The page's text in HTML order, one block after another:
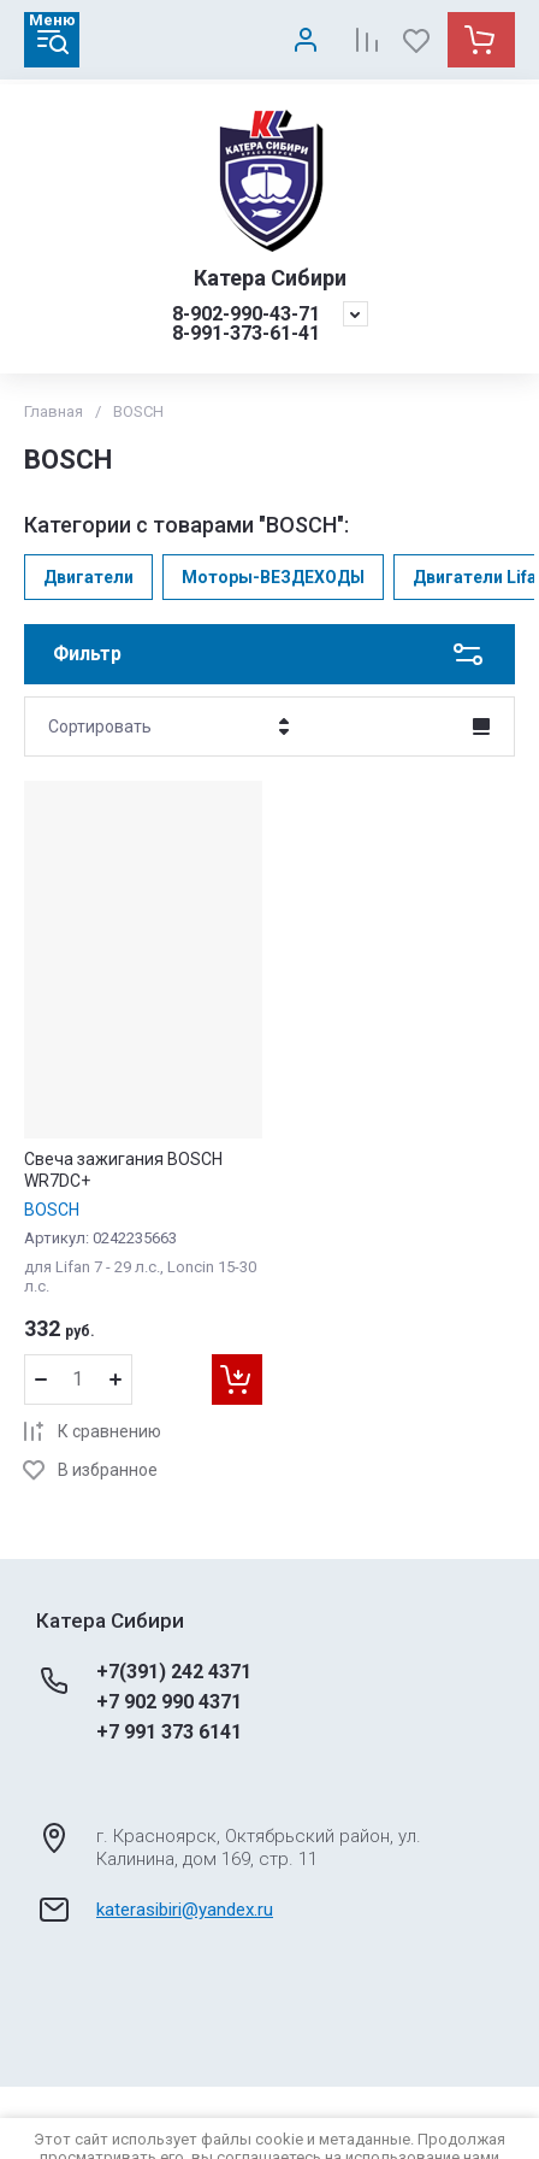
Катера Сибири
8-902-990-43-71
8-991-373-61-41
Меню
Главная / BOSCH
BOSCH
Категории с товарами "BOSCH":
Двигатели Моторы-ВЕЗДЕХОДЫ Двигатели
Фильтр
Сортировать
Свеча зажигания BOSCH
WR7DC+
BOSCH
Артикул: 0242235663
для Lifan 7 - 29 л.с., Loncin 15-30
л.с.
332 руб.
К сравнению
В избранное
Катера Сибири
+7(391) 242 4371
+7 902 990 4371
+7 991 373 6141
г. Красноярск, Октябрьский район, ул.
Калинина, дом 169, стр. 11
katerasibiri@yandex.ru
© 2012 - 2026 Катера Сибири
Этот сайт использует файлы cookie и метаданные. Продолжая